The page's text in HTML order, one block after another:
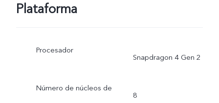
Plataforma
Procesador
Snapdragon 4 Gen 2
Número de núcleos de
8